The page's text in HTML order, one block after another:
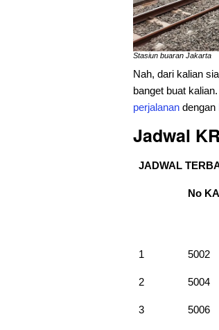
Stasiun buaran Jakarta
Nah, dari kalian
banget buat
perjalanan dengan
Jadwal
JADWAL
No KA
1 5002
2 5004
3 5006